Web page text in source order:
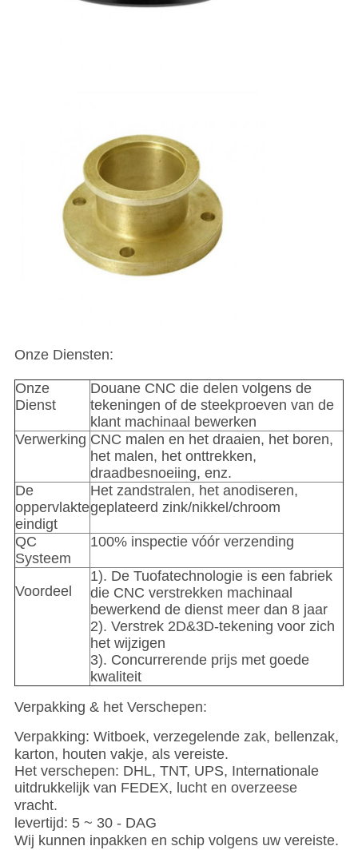
Onze Diensten:
Onze
Dienst
Douane CNC die delen volgens de
tekeningen of de steekproeven van de
klant machinaal bewerken
Verwerking CNC malen en het draaien, het boren,
het malen, het onttrekken,
draadbesnoeiing, enz.
De
oppervlakte
eindigt
Het zandstralen, het anodiseren,
geplateerd zink/nikkel/chroom
QC
Systeem
100% inspectie vóór verzending
Voordeel
1). De Tuofatechnologie is een fabriek
die CNC verstrekken machinaal
bewerkend de dienst meer dan 8 jaar
2). Verstrek 2D&3D-tekening voor zich
het wijzigen
3). Concurrerende prijs met goede
kwaliteit
Verpakking & het Verschepen:
Verpakking: Witboek, verzegelende zak, bellenzak,
karton, houten vakje, als vereiste.
Het verschepen: DHL, TNT, UPS, Internationale
uitdrukkelijk van FEDEX, lucht en overzeese
vracht.
levertijd: 5 ~ 30 - DAG
Wij kunnen inpakken en schip volgens uw vereiste.